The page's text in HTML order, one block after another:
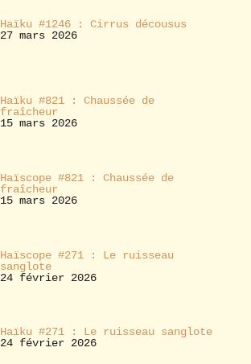
Haïku #1246 : Cirrus décousus
27 mars 2026
Haïku #821 : Chaussée de
fraîcheur
15 mars 2026
Haïscope #821 : Chaussée de
fraîcheur
15 mars 2026
Haïscope #271 : Le ruisseau
sanglote
24 février 2026
Haïku #271 : Le ruisseau sanglote
24 février 2026